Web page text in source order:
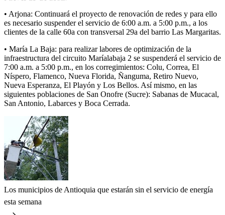
• Arjona: Continuará el proyecto de renovación de redes y para ello
es necesario suspender el servicio de 6:00 a.m. a 5:00 p.m., a los
clientes de la calle 60a con transversal 29a del barrio Las Margaritas.
• María La Baja: para realizar labores de optimización de la
infraestructura del circuito Maríalabaja 2 se suspenderá el servicio de
7:00 a.m. a 5:00 p.m., en los corregimientos: Colu, Correa, El
Níspero, Flamenco, Nueva Florida, Ñanguma, Retiro Nuevo,
Nueva Esperanza, El Playón y Los Bellos. Así mismo, en las
siguientes poblaciones de San Onofre (Sucre): Sabanas de Mucacal,
San Antonio, Labarces y Boca Cerrada.
Los municipios de Antioquia que estarán sin el servicio de energía
esta semana